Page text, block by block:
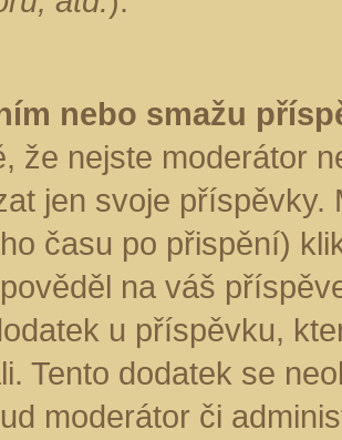
nebo smažu
že nejste moderátor
jen svoje
času po přispění)
na váš
u příspěvku,
Tento dodatek se
moderátor či